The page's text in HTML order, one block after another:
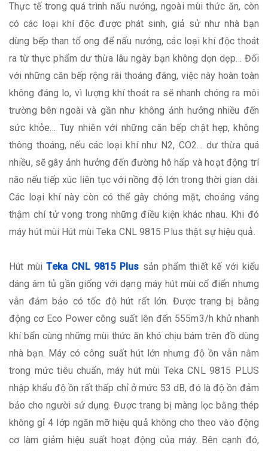
Thực tế trong quá trình nấu nướng, ngoài mùi thức ăn, còn
có các loại khí độc được phát sinh, giả sử như nhà bạn
dùng bếp than tổ ong để nấu nướng, các loại khí độc thoát
ra từ thực phẩm dư thừa lâu ngày bạn không dọn dẹp… Đối
với những căn bếp rộng rãi thoáng đãng, việc này hoàn toàn
không đáng lo, vì lượng khí thoát ra sẽ nhanh chóng ra môi
trường bên ngoài và gần như không ảnh hưởng nhiều đến
sức khỏe… Tuy nhiên với những căn bếp chật hẹp, không
thông thoáng, nếu các loại khí như N2, CO2… dư thừa quá
nhiều, sẽ gây ảnh hưởng đến đường hô hấp và hoạt động trí
não nếu tiếp xúc liên tục với nồng độ lớn trong thời gian dài.
Các loại khí này còn có thể gây chóng mặt, choáng váng
thậm chí tử vong trong những điều kiện khác nhau. Khi đó
máy hút mùi Hút mùi Teka CNL 9815 Plus thật sự hiệu quả.
Hút mùiTeka CNL 9815 Plus sản phẩm thiết kế với kiểu
dáng âm tủ gần giống với dạng máy hút mùi cổ điển nhưng
vẫn đảm bảo có tốc độ hút rất lớn. Được trang bị bằng
động cơ Eco Power công suất lên đến 555m3/h khử nhanh
khí bẩn cùng những mùi thức ăn khó chịu bám trên đồ dùng
nhà bạn. Máy có công suất hút lớn nhưng độ ồn vẫn nằm
trong mức tiêu chuẩn, máy hút mùi Teka CNL 9815 PLUS
nhập khẩu độ ồn rất thấp chỉ ở mức 53 dB, đó là độ ồn đảm
bảo cho người sử dụng. Được trang bị màng lọc bằng thép
không gỉ 4 lớp ngăn mỡ hiệu quả không cho theo vào động
cơ làm giảm hiệu suất hoạt động của máy. Bên cạnh đó,